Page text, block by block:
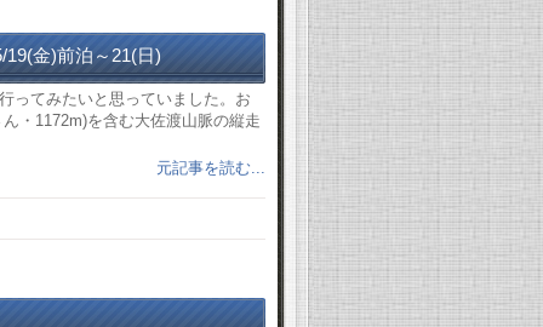
金)前泊～21(日)
ってみたいと思っていました。お
・1172m)を含む大佐渡山脈の縦走
元記事を読む...